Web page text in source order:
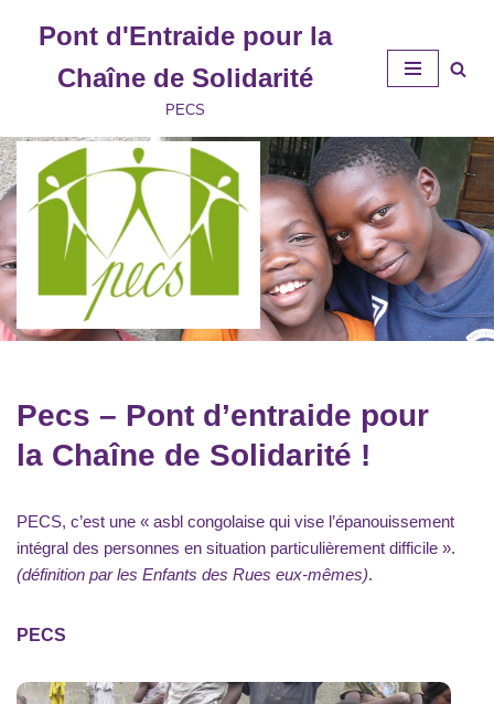
Pont d'Entraide pour la
Chaîne de Solidarité
PECS
Pecs – Pont d’entraide pour
la Chaîne de Solidarité !
PECS, c’est une « asbl congolaise qui vise l’épanouissement
intégral des personnes en situation particulièrement difficile ».
(définition par les Enfants des Rues eux-mêmes).
PECS